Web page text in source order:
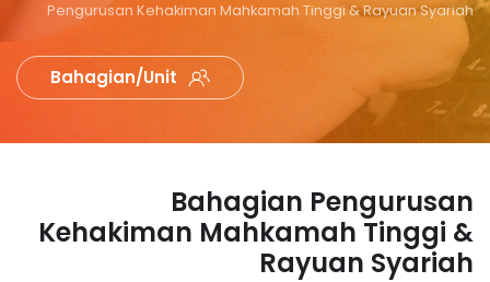
Pengurusan Kehakiman Mahkamah Tinggi & Rayuan Syariah
Bahagian/Unit
Bahagian Pengurusan
Kehakiman Mahkamah Tinggi &
Rayuan Syariah